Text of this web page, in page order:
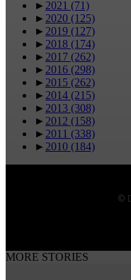
► 2021 (71)
► 2020 (125)
► 2019 (127)
► 2018 (174)
► 2017 (262)
► 2016 (298)
► 2015 (262)
► 2014 (215)
► 2013 (308)
► 2012 (158)
► 2011 (338)
► 2010 (184)
©
MORE STORIES